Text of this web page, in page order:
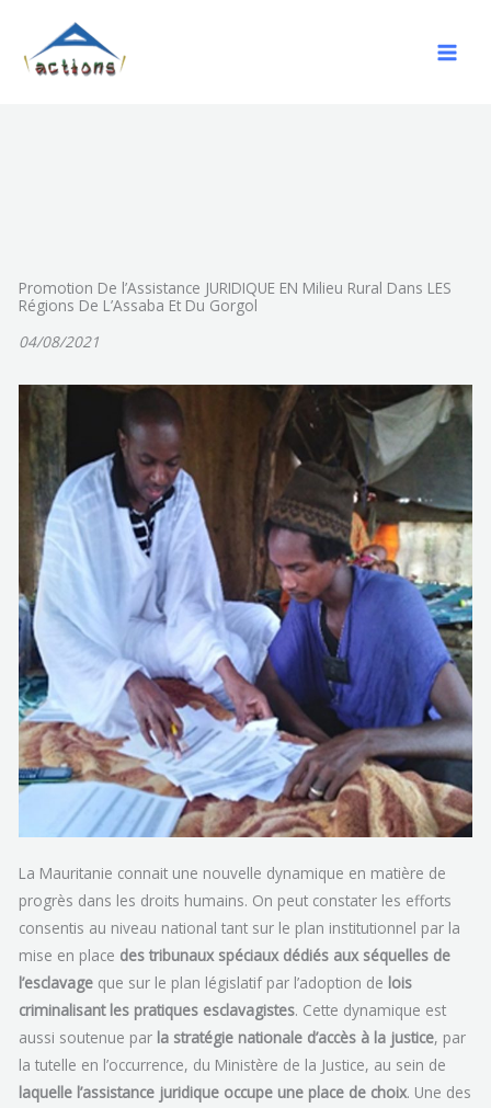
contenu
Promotion De l’Assistance JURIDIQUE EN Milieu Rural Dans LES
Régions De L’Assaba Et Du Gorgol
04/08/2021
La Mauritanie connait une nouvelle dynamique en matière de
progrès dans les droits humains. On peut constater les efforts
consentis au niveau national tant sur le plan institutionnel par la
mise en place des tribunaux spéciaux dédiés aux séquelles de
l’esclavage que sur le plan législatif par l’adoption de lois
criminalisant les pratiques esclavagistes. Cette dynamique est
aussi soutenue par la stratégie nationale d’accès à la justice, par
la tutelle en l’occurrence, du Ministère de la Justice, au sein de
laquelle l’assistance juridique occupe une place de choix. Une des